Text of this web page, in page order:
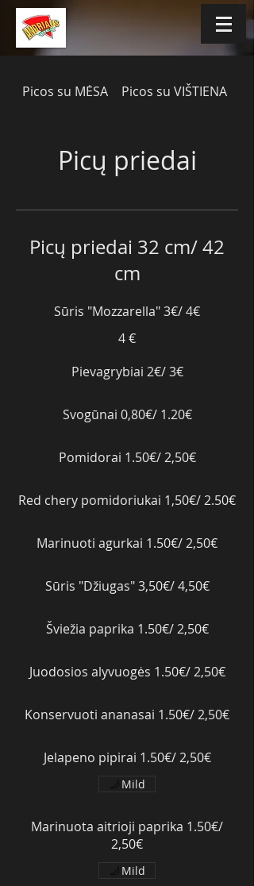
Picos su MĖSA Picos su VIŠTIENA
Picų priedai
Picų priedai 32 cm/ 42
cm
Sūris "Mozzarella" 3€/ 4€
4 €
Pievagrybiai 2€/ 3€
Svogūnai 0,80€/ 1.20€
Pomidorai 1.50€/ 2,50€
Red chery pomidoriukai 1,50€/ 2.50€
Marinuoti agurkai 1.50€/ 2,50€
Sūris "Džiugas" 3,50€/ 4,50€
Šviežia paprika 1.50€/ 2,50€
Juodosios alyvuogės 1.50€/ 2,50€
Konservuoti ananasai 1.50€/ 2,50€
Jelapeno pipirai 1.50€/ 2,50€
Mild
Marinuota aitrioji paprika 1.50€/
2,50€
Mild